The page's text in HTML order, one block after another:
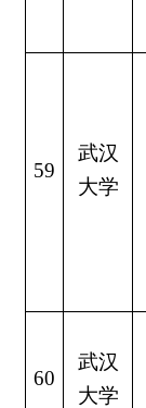
59
武汉
大学
60
武汉
大学